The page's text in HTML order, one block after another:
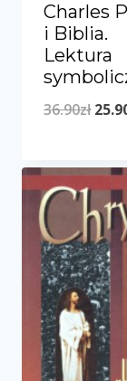
Charles
i Biblia.
Lektura
36.90zł